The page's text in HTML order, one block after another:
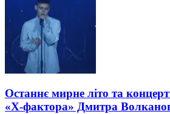
Останнє мирне літо та концерт
«Х-фактора» Дмитра